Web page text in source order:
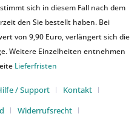
sich in diesem Fall nach dem
den Sie bestellt haben. Bei
von 9,90 Euro, verlängert sich die
Weitere Einzelheiten entnehmen
Lieferfristen
/ Support
Kontakt
Widerrufsrecht